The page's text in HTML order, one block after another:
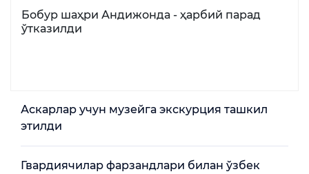
Бобур шаҳри Андижонда - ҳарбий парад
ўтказилди
Аскарлар учун музейга экскурция ташкил
этилди
Гвардиячилар фарзандлари билан ўзбек